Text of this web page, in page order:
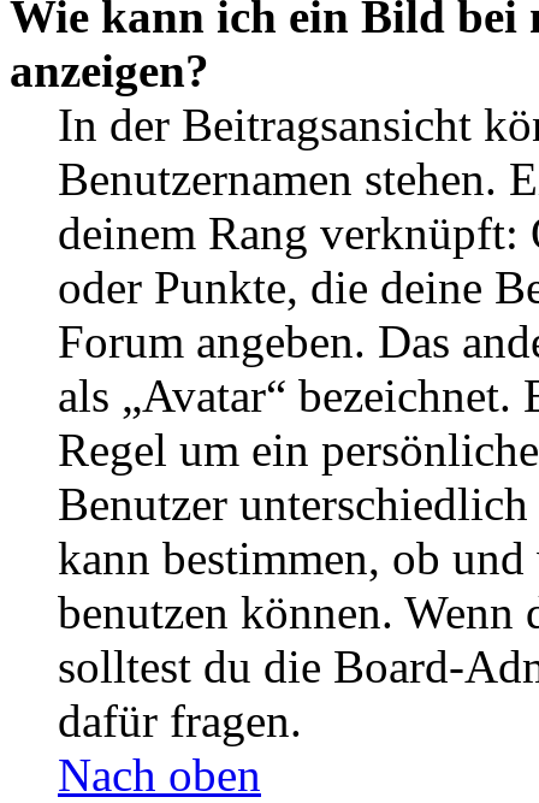
Wie kann ich ein Bild bei
anzeigen?
In der Beitragsansicht
Benutzernamen stehen.
deinem Rang verknüpft:
oder Punkte, die deine
Forum angeben. Das
als „Avatar“
Regel um ein
Benutzer
kann bestimmen, ob
benutzen können. Wenn
solltest du die Board-
dafür fragen.
Nach oben